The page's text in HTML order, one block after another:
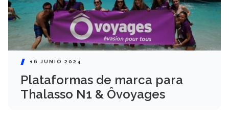
16 JUNIO 2024
Plataformas de marca para
Thalasso N1 & Ôvoyages